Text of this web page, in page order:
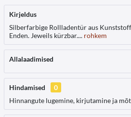
Kirjeldus
Silberfarbige Rollladentür aus
Enden. Jeweils kürzbar.... rohkem
Allalaadimised
Hindamised
0
Hinnangute lugemine, kirjutamine ja